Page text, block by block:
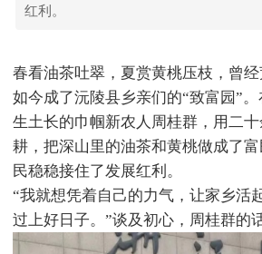
红利。
春看油茶吐翠，夏赏黄桃压枝，曾经
如今成了沅陵县乡亲们的“致富园”
生土长的巾帼新农人周桂群，用二
耕，把深山里的油茶和黄桃做成了
民稳稳接住了发展红利。
“我就想凭着自己的力气，让家乡活
过上好日子。”谈及初心，周桂群的